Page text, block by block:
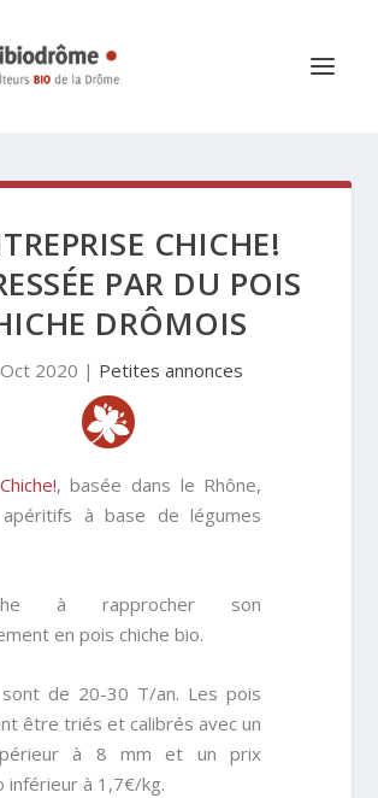
CHICHE!
PAR DU POIS
DRÔMOIS
2020 | Petites annonces
Chiche!, basée dans le Rhône,
à base de légumes
à rapprocher son
en pois chiche bio.
de 20-30 T/an. Les pois
être triés et calibrés avec un
à 8 mm et un prix
inférieur à 1,7€/kg.